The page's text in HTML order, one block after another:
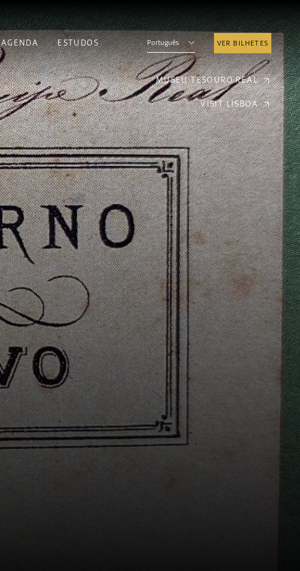
AGENDA ESTUDOS Português VER BILHETES
MUSEU TESOURO REAL
VISIT LISBOA